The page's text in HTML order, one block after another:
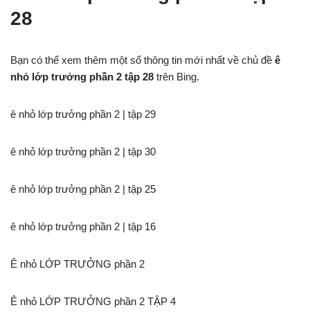
28
Bạn có thể xem thêm một số thông tin mới nhất về chủ đề ê
nhỏ lớp trưởng phần 2 tập 28 trên Bing.
ê nhỏ lớp trưởng phần 2 | tập 29
ê nhỏ lớp trưởng phần 2 | tập 30
ê nhỏ lớp trưởng phần 2 | tập 25
ê nhỏ lớp trưởng phần 2 | tập 16
Ê nhỏ LỚP TRƯỞNG phần 2
Ê nhỏ LỚP TRƯỞNG phần 2 TẬP 4